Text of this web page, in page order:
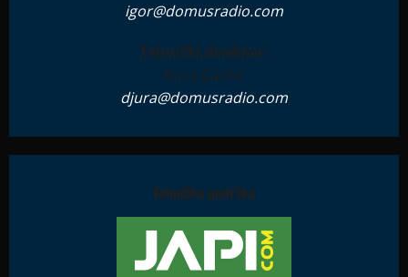
igor@domusradio.com
Tehnički direktor:
Đura Ćurčić
djura@domusradio.com
Tehnička podrška